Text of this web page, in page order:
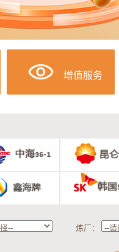
增值服务
炼厂：